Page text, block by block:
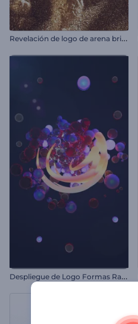
R
evelación de logo de arena brillante
D
espliegue de Logo Formas Radiantes